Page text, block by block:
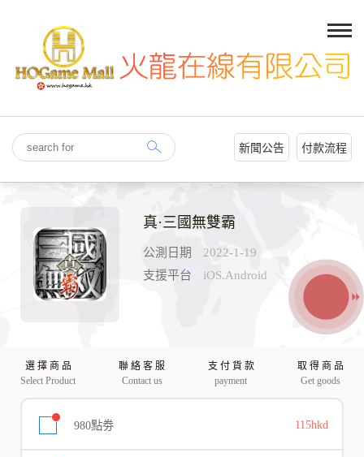
新聞公告 付款流程
真·三國無雙霸
公測日期
2022-1-19
支援平台
iOS.Android
選 擇 商 品
Select Product
聯 絡 客 服
Contact us
支 付 貨 款
payment
取 得 商 品
Get goods
980點劵 115hkd